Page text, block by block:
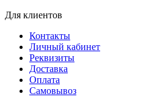
Для клиентов
Контакты
Личный кабинет
Реквизиты
Доставка
Оплата
Самовывоз